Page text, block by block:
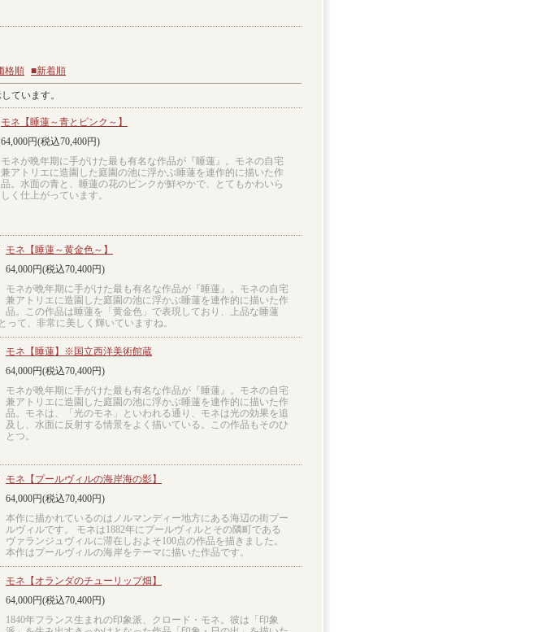
格順 ■新着順
ています。
モネ【睡蓮～青とピンク～】
64,000円(税込70,400円)
モネが晩年期に手がけた最も有名な作品が『睡蓮』。モネの自宅
兼アトリエに造園した庭園の池に浮かぶ睡蓮を連作的に描いた作
品。水面の青と、睡蓮の花のピンクが鮮やかで、とてもかわいら
しく仕上がっています。
モネ【睡蓮～黄金色～】
64,000円(税込70,400円)
モネが晩年期に手がけた最も有名な作品が『睡蓮』。モネの自宅
兼アトリエに造園した庭園の池に浮かぶ睡蓮を連作的に描いた作
品。この作品は睡蓮を「黄金色」で表現しており、上品な睡蓮
って、非常に美しく輝いていますね。
モネ【睡蓮】※国立西洋美術館蔵
64,000円(税込70,400円)
モネが晩年期に手がけた最も有名な作品が『睡蓮』。モネの自宅
兼アトリエに造園した庭園の池に浮かぶ睡蓮を連作的に描いた作
品。モネは、「光のモネ」といわれる通り、モネは光の効果を追
及し、水面に反射する情景をよく描いている。この作品もそのひ
とつ。
モネ【プールヴィルの海岸海の影】
64,000円(税込70,400円)
本作に描かれているのはノルマンディー地方にある海辺の街プー
ルヴィルです。 モネは1882年にプールヴィルとその隣町である
ヴァランジュヴィルに滞在しおよそ100点の作品を描きました。
本作はプールヴィルの海岸をテーマに描いた作品です。
モネ【オランダのチューリップ畑】
64,000円(税込70,400円)
1840年フランス生まれの印象派、クロード・モネ。彼は「印象